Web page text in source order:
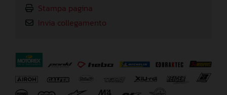
Stampa pagina
Invia collegamento